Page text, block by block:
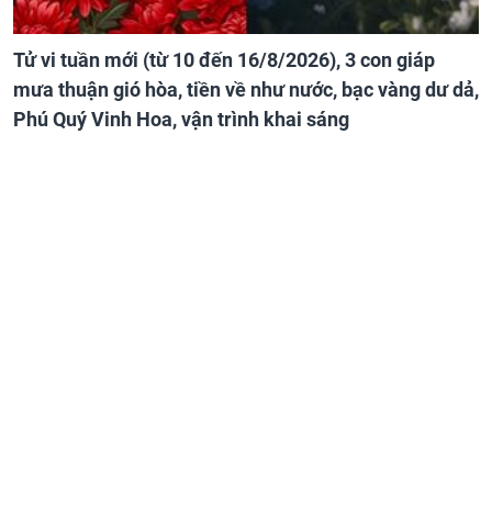
Tử vi tuần mới (từ 10 đến 16/8/2026), 3 con giáp
mưa thuận gió hòa, tiền về như nước, bạc vàng dư dả,
Phú Quý Vinh Hoa, vận trình khai sáng